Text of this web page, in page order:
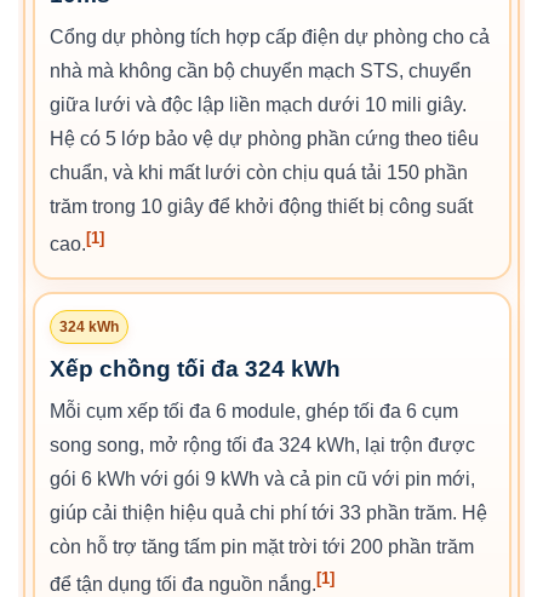
Cổng dự phòng tích hợp cấp điện dự phòng cho cả
nhà mà không cần bộ chuyển mạch STS, chuyển
giữa lưới và độc lập liền mạch dưới 10 mili giây.
Hệ có 5 lớp bảo vệ dự phòng phần cứng theo tiêu
chuẩn, và khi mất lưới còn chịu quá tải 150 phần
trăm trong 10 giây để khởi động thiết bị công suất
cao. [1]
324 kWh
Xếp chồng tối đa 324 kWh
Mỗi cụm xếp tối đa 6 module, ghép tối đa 6 cụm
song song, mở rộng tối đa 324 kWh, lại trộn được
gói 6 kWh với gói 9 kWh và cả pin cũ với pin mới,
giúp cải thiện hiệu quả chi phí tới 33 phần trăm. Hệ
còn hỗ trợ tăng tấm pin mặt trời tới 200 phần trăm
để tận dụng tối đa nguồn nắng. [1]